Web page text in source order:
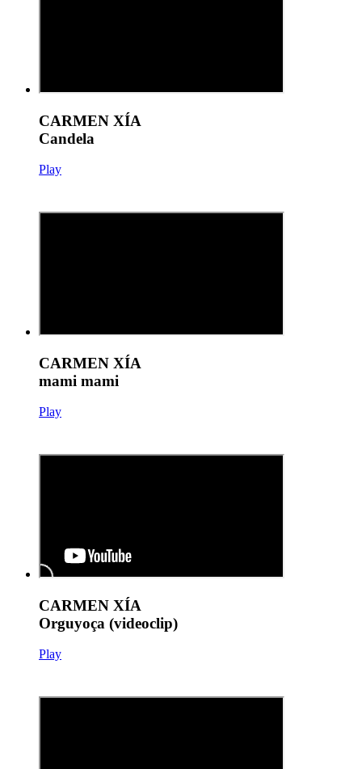
CARMEN XÍA
Candela
Play
CARMEN XÍA
mami mami
Play
CARMEN XÍA
Orguyoça (videoclip)
Play